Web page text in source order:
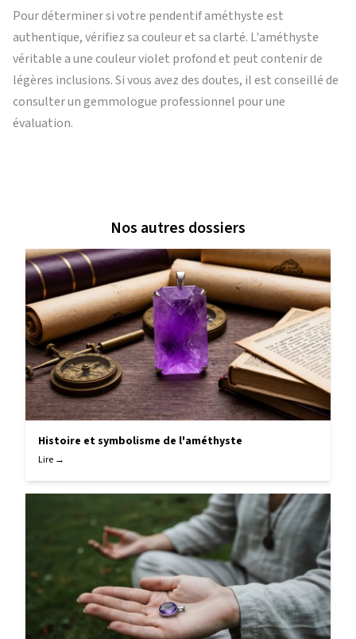
Pour déterminer si votre pendentif améthyste est
authentique, vérifiez sa couleur et sa clarté. L'améthyste
véritable a une couleur violet profond et peut contenir de
légères inclusions. Si vous avez des doutes, il est conseillé de
consulter un gemmologue professionnel pour une
évaluation.
Nos autres dossiers
Histoire et symbolisme de l'améthyste
Lire →